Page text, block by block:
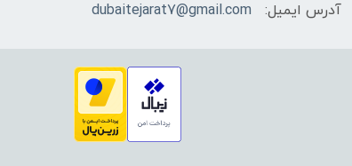
آدرس ایمیل: dubaitejarat7@gmail.com